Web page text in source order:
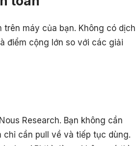
trên máy của bạn. Không có dịch
điểm cộng lớn so với các giải
Research. Bạn không cần
cần pull về và tiếp tục dùng.